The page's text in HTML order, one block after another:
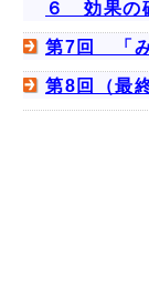
６ 効果の
第7回 「み
第8回（最